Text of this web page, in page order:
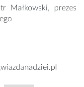
Małkowski, prezes